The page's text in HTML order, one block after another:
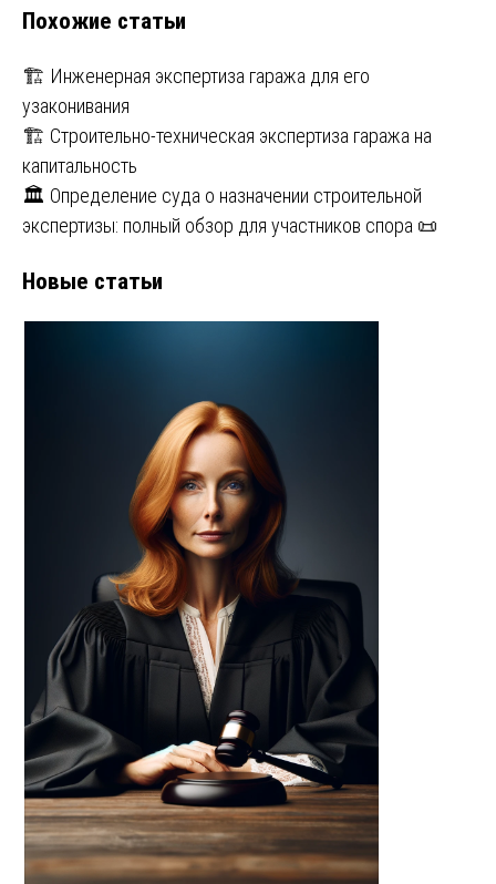
Похожие статьи
🏗️ Инженерная экспертиза гаража для его
узаконивания
🏗️ Строительно-техническая экспертиза гаража на
капитальность
🏛️ Определение суда о назначении строительной
экспертизы: полный обзор для участников спора 📜
Новые статьи